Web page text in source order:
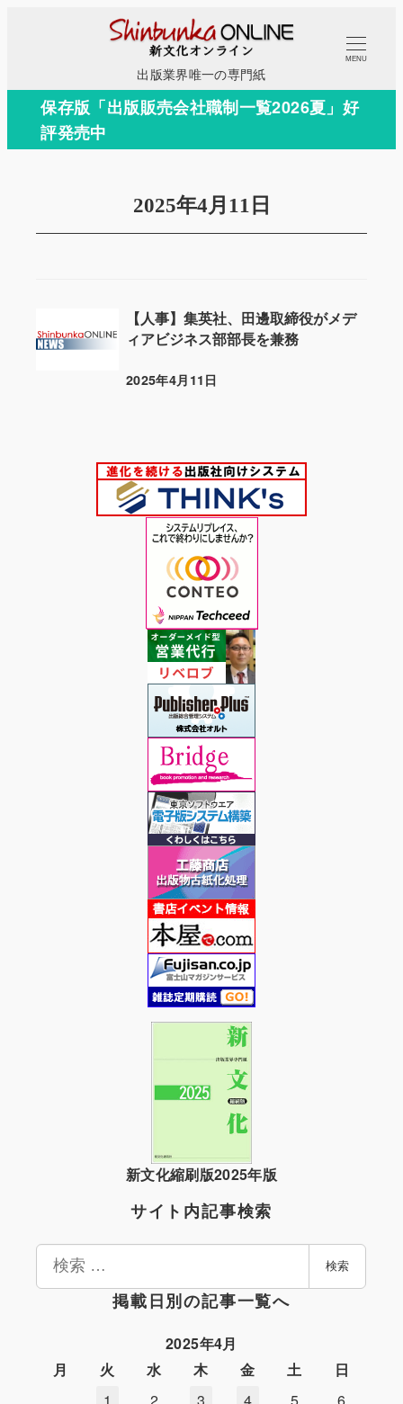
コ
テ
出版業界唯一の専門紙
MENU
保存版「出版販売会社職制一覧2026夏」好
評発売中
2025年4月11日
【人事】集英社、田邊取締役がメデ
ィアビジネス部部長を兼務
投稿日
2025年4月11日
新文化縮刷版2025年版
サイト内記事検索
検
検索
掲載日別の記事一覧へ
2025年4月
月
火 水 木 金 土
日